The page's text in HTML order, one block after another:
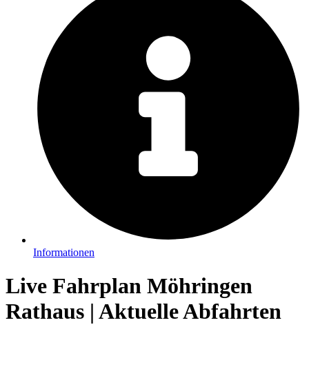
Informationen
Live Fahrplan Möhringen
Rathaus | Aktuelle Abfahrten